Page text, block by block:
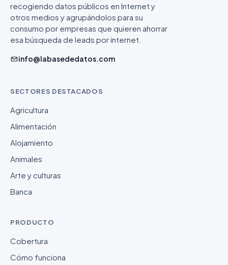
recogiendo datos públicos en Internet y
otros medios y agrupándolos para su
consumo por empresas que quieren ahorrar
esa búsqueda de leads por internet.
info@labasededatos.com
SECTORES DESTACADOS
Agricultura
Alimentación
Alojamiento
Animales
Arte y culturas
Banca
PRODUCTO
Cobertura
Cómo funciona